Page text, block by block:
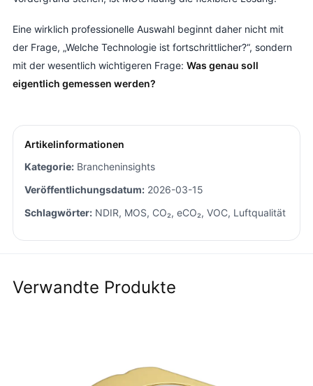
Eine wirklich professionelle Auswahl beginnt daher nicht mit
der Frage, „Welche Technologie ist fortschrittlicher?“, sondern
mit der wesentlich wichtigeren Frage: Was genau soll
eigentlich gemessen werden?
Artikelinformationen
Kategorie:Brancheninsights
Veröffentlichungsdatum:2026-03-15
Schlagwörter:NDIR, MOS, CO₂, eCO₂, VOC, Luftqualität
Verwandte Produkte